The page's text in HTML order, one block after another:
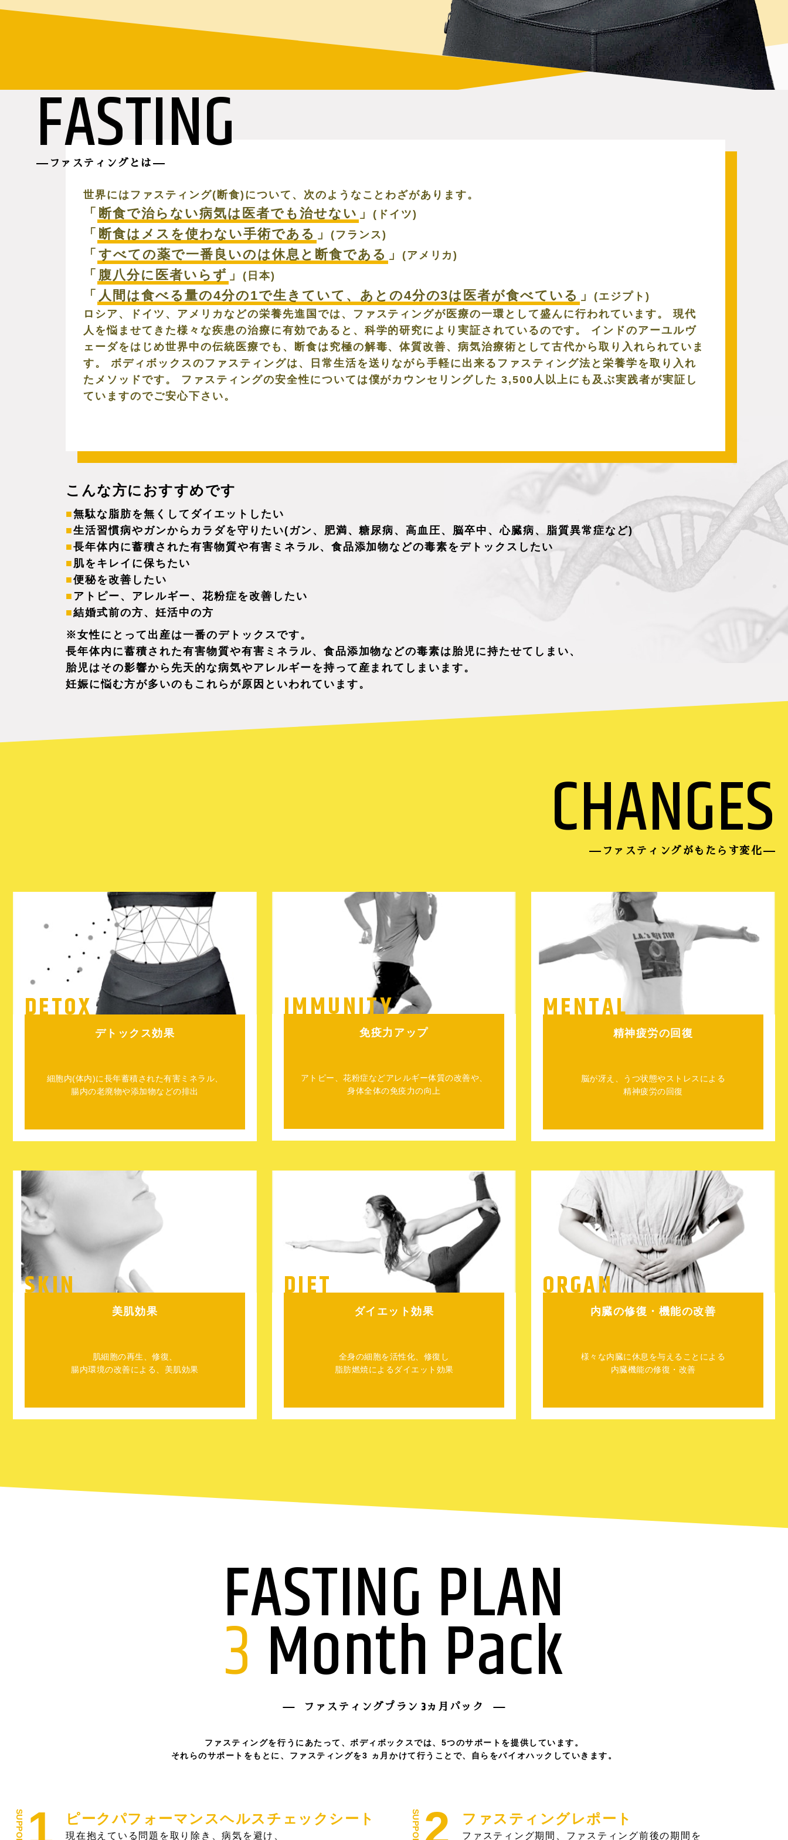
FASTING
ファスティングとは
世界にはファスティング(断食)について、次のようなことわざがあります。
「 断食で治らない病気は医者でも治せない 」 (ドイツ)
「 断食はメスを使わない手術である 」 (フランス)
「 すべての薬で一番良いのは休息と断食である 」 (アメリカ)
「 腹八分に医者いらず 」 (日本)
「 人間は食べる量の4分の1で生きていて、あとの4分の3は医者が食べている 」
(エジプト)
ロシア、ドイツ、アメリカなどの栄養先進国では、ファスティングが医療の一環として盛んに行われています。 現代
人を悩ませてきた様々な疾患の治療に有効であると、科学的研究により実証されているのです。 インドのアーユルヴ
ェーダをはじめ世界中の伝統医療でも、断食は究極の解毒、体質改善、病気治療術として古代から取り入れられていま
す。 ボディボックスのファスティングは、日常生活を送りながら手軽に出来るファスティング法と栄養学を取り入れ
たメソッドです。 ファスティングの安全性については僕がカウンセリングした 3,500人以上にも及ぶ実践者が実証し
ていますのでご安心下さい。
こんな方におすすめです
無駄な脂肪を無くしてダイエットしたい
生活習慣病やガンからカラダを守りたい(ガン、肥満、糖尿病、高血圧、脳卒中、心臓病、脂質異常症など)
長年体内に蓄積された有害物質や有害ミネラル、食品添加物などの毒素をデトックスしたい
肌をキレイに保ちたい
便秘を改善したい
アトピー、アレルギー、花粉症を改善したい
結婚式前の方、妊活中の方
※女性にとって出産は一番のデトックスです。
長年体内に蓄積された有害物質や有害ミネラル、食品添加物などの毒素は胎児に持たせてしまい、
胎児はその影響から先天的な病気やアレルギーを持って産まれてしまいます。
妊娠に悩む方が多いのもこれらが原因といわれています。
CHANGES
ファスティングがもたらす変化
DETOX
デトックス効果
細胞内(体内)に長年蓄積された有害ミネラル、
腸内の老廃物や添加物などの排出
IMMUNITY
免疫力アップ
アトピー、花粉症などアレルギー体質の改善や、
身体全体の免疫力の向上
MENTAL
精神疲労の回復
脳が冴え、うつ状態やストレスによる
精神疲労の回復
SKIN
美肌効果
肌細胞の再生、修復、
腸内環境の改善による、美肌効果
DIET
ダイエット効果
全身の細胞を活性化、修復し
脂肪燃焼によるダイエット効果
ORGAN
内臓の修復・機能の改善
様々な内臓に休息を与えることによる
内臓機能の修復・改善
FASTING PLAN
3 Month Pack
ファスティングプラン 3ヵ月パック
ファスティングを⾏うにあたって、ボディボックスでは、5つのサポートを提供しています。
それらのサポートをもとに、ファスティングを3 ヵ⽉かけて⾏うことで、⾃らをバイオハックしていきます。
ピークパフォーマンスヘルスチェックシート
現在抱えている問題を取り除き、病気を避け、
ファスティングレポート
ファスティング期間、ファスティング前後の期間を